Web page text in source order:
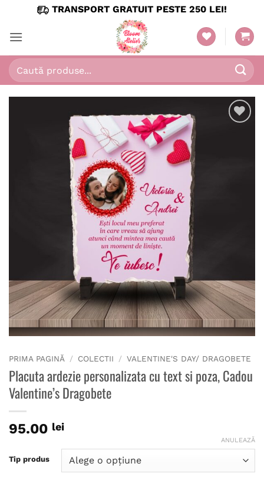
content
TRANSPORT GRATUIT PESTE 250 LEI!
Caută
după:
PRIMA PAGINĂ / COLECTII / VALENTINE'S DAY/ DRAGOBETE
Placuta ardezie personalizata cu text si poza, Cadou
Valentine’s Dragobete
95.00 lei
Tip produs
ANULEAZĂ